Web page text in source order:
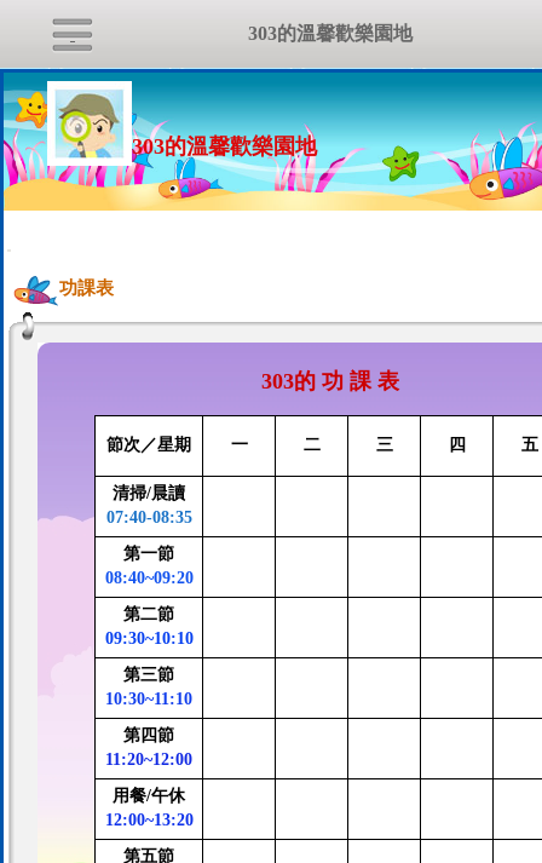
303的溫馨歡樂園地
:::
功課表
303的溫馨歡樂園地